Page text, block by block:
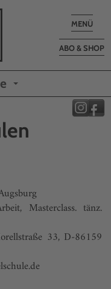
Toggle
MENÜ
ABO & SHOP
Masterclass. tänz.
33, D-86159